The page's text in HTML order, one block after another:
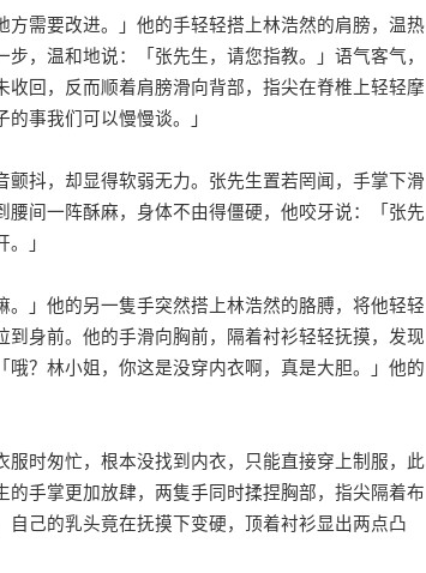
需要改进。」他的手轻轻搭上林浩然的肩膀，温热
，温和地说：「张先生，请您指教。」语气客气，
回，反而顺着肩膀滑向背部，指尖在脊椎上轻轻摩
事我们可以慢慢谈。」
抖，却显得软弱无力。张先生置若罔闻，手掌下滑
间一阵酥麻，身体不由得僵硬，他咬牙说：「张先
」
」他的另一隻手突然搭上林浩然的胳膊，将他轻轻
身前。他的手滑向胸前，隔着衬衫轻轻抚摸，发现
？林小姐，你这是没穿内衣啊，真是大胆。」他的
时匆忙，根本没找到内衣，只能直接穿上制服，此
手掌更加放肆，两隻手同时揉捏胸部，指尖隔着布
己的乳头竟在抚摸下变硬，顶着衬衫显出两点凸